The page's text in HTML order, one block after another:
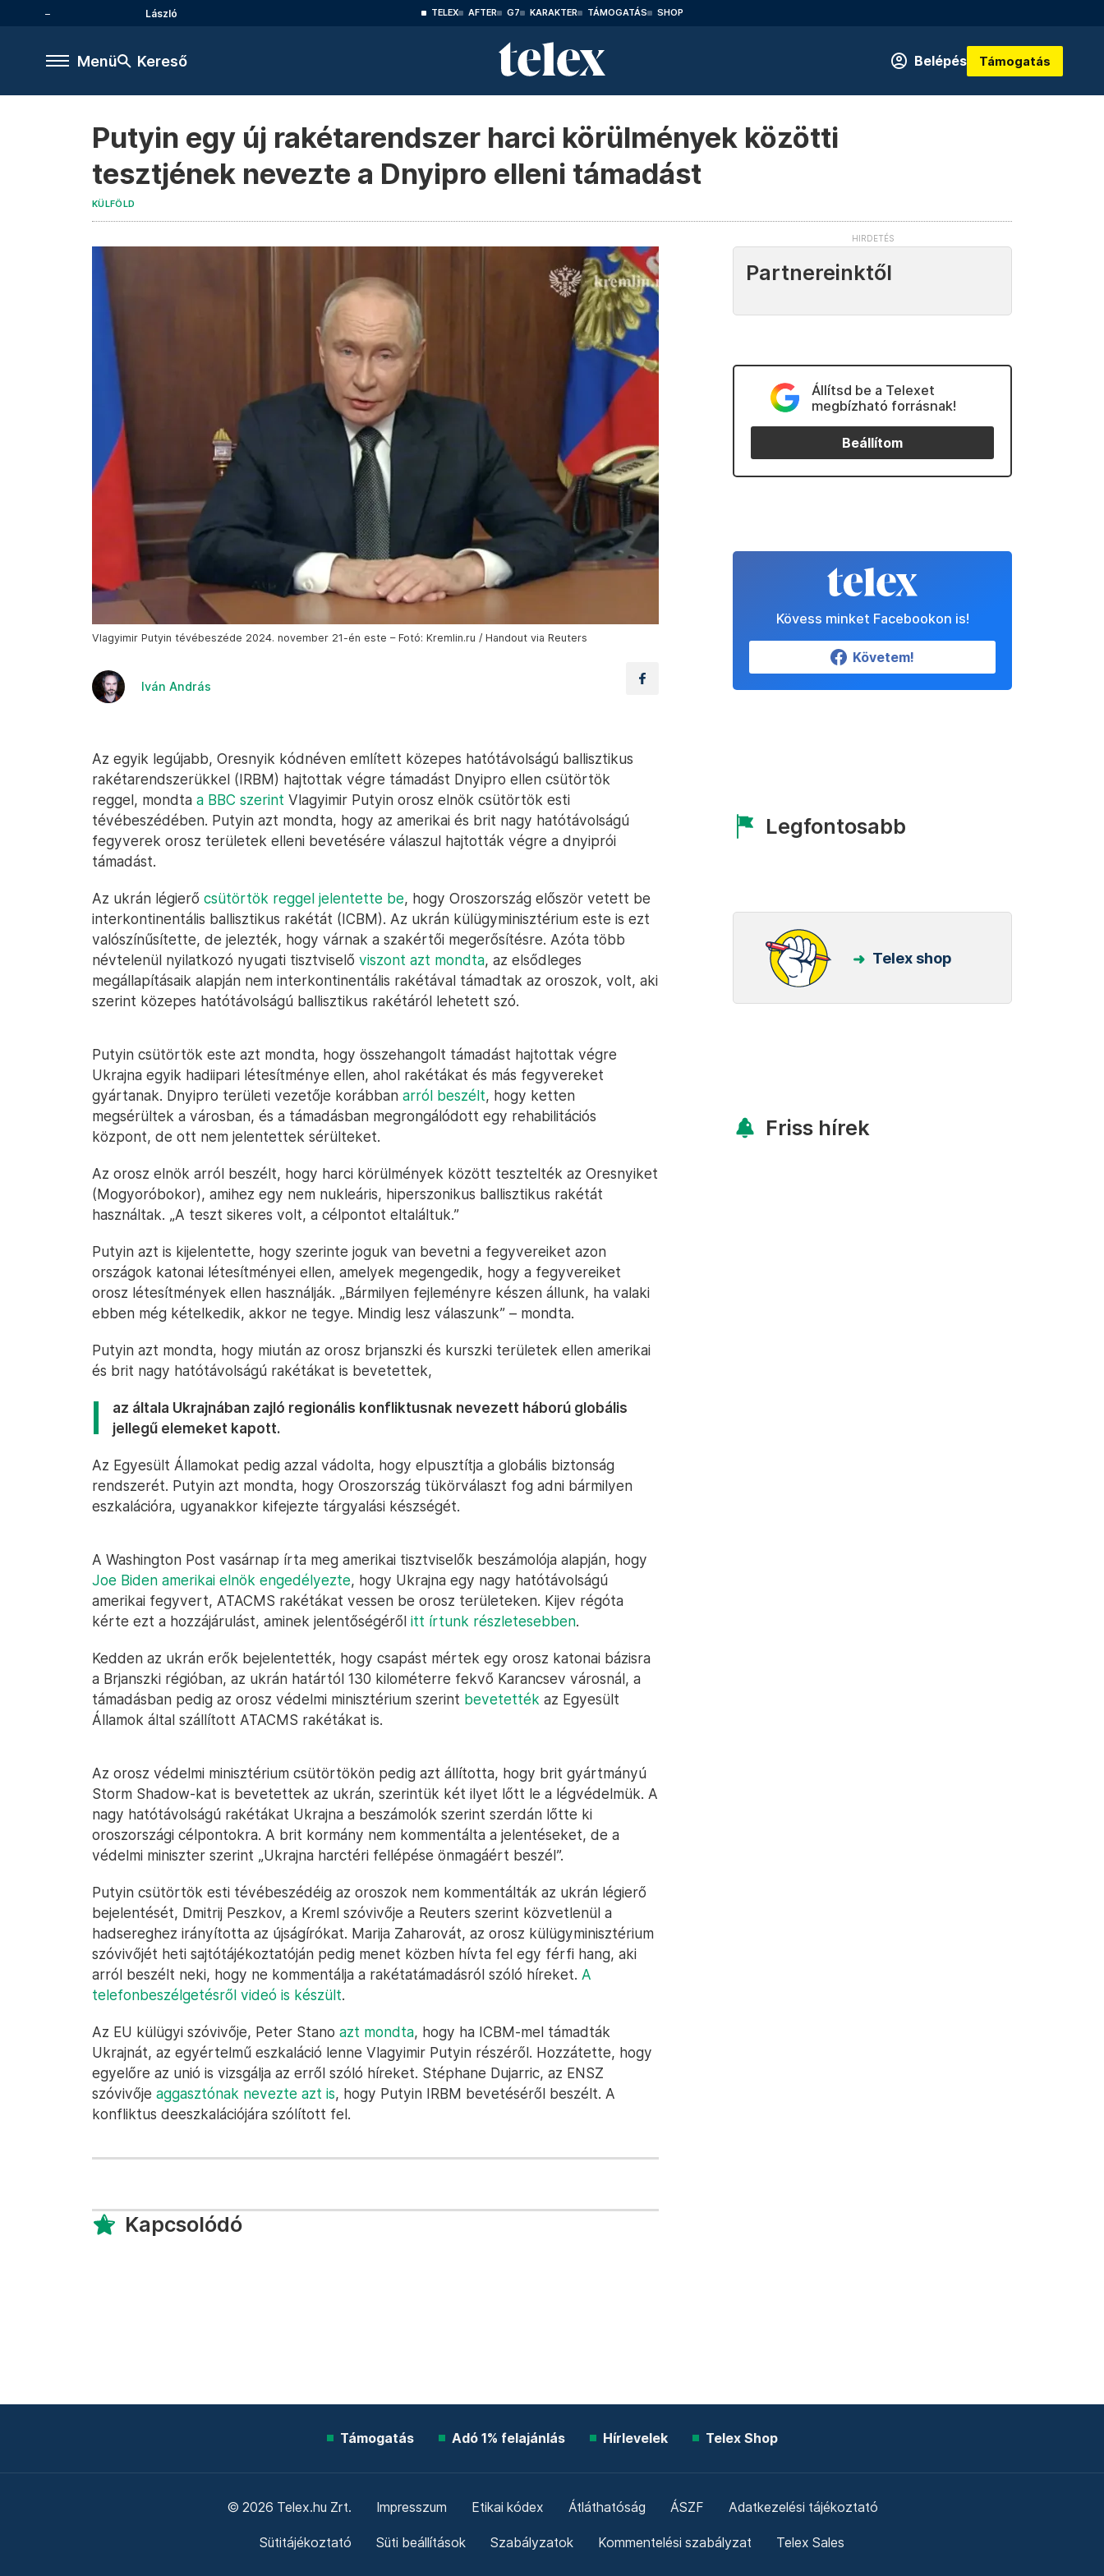
László TELEX AFTER G7 KARAKTER TÁMOGATÁS SHOP
Menü Kereső Belépés Támogatás
Putyin egy új rakétarendszer harci körülmények közötti
tesztjének nevezte a Dnyipro elleni támadást
KÜLFÖLD
Vlagyimir Putyin tévébeszéde 2024. november 21-én este – Fotó: Kremlin.ru / Handout via Reuters
Iván András
Az egyik legújabb, Oresnyik kódnéven említett közepes hatótávolságú ballisztikus
rakétarendszerükkel (IRBM) hajtottak végre támadást Dnyipro ellen csütörtök
reggel, mondta a BBC szerint Vlagyimir Putyin orosz elnök csütörtök esti
tévébeszédében. Putyin azt mondta, hogy az amerikai és brit nagy hatótávolságú
fegyverek orosz területek elleni bevetésére válaszul hajtották végre a dnyiprói
támadást.
Az ukrán légierő csütörtök reggel jelentette be, hogy Oroszország először vetett be
interkontinentális ballisztikus rakétát (ICBM). Az ukrán külügyminisztérium este is ezt
valószínűsítette, de jelezték, hogy várnak a szakértői megerősítésre. Azóta több
névtelenül nyilatkozó nyugati tisztviselő viszont azt mondta, az elsődleges
megállapításaik alapján nem interkontinentális rakétával támadtak az oroszok, volt, aki
szerint közepes hatótávolságú ballisztikus rakétáról lehetett szó.
Putyin csütörtök este azt mondta, hogy összehangolt támadást hajtottak végre
Ukrajna egyik hadiipari létesítménye ellen, ahol rakétákat és más fegyvereket
gyártanak. Dnyipro területi vezetője korábban arról beszélt, hogy ketten
megsérültek a városban, és a támadásban megrongálódott egy rehabilitációs
központ, de ott nem jelentettek sérülteket.
Az orosz elnök arról beszélt, hogy harci körülmények között tesztelték az Oresnyiket
(Mogyoróbokor), amihez egy nem nukleáris, hiperszonikus ballisztikus rakétát
használtak. „A teszt sikeres volt, a célpontot eltaláltuk.”
Putyin azt is kijelentette, hogy szerinte joguk van bevetni a fegyvereiket azon
országok katonai létesítményei ellen, amelyek megengedik, hogy a fegyvereiket
orosz létesítmények ellen használják. „Bármilyen fejleményre készen állunk, ha valaki
ebben még kételkedik, akkor ne tegye. Mindig lesz válaszunk” – mondta.
Putyin azt mondta, hogy miután az orosz brjanszki és kurszki területek ellen amerikai
és brit nagy hatótávolságú rakétákat is bevetettek,
az általa Ukrajnában zajló regionális konfliktusnak nevezett háború globális
jellegű elemeket kapott.
Az Egyesült Államokat pedig azzal vádolta, hogy elpusztítja a globális biztonság
rendszerét. Putyin azt mondta, hogy Oroszország tükörválaszt fog adni bármilyen
eszkalációra, ugyanakkor kifejezte tárgyalási készségét.
A Washington Post vasárnap írta meg amerikai tisztviselők beszámolója alapján, hogy
Joe Biden amerikai elnök engedélyezte, hogy Ukrajna egy nagy hatótávolságú
amerikai fegyvert, ATACMS rakétákat vessen be orosz területeken. Kijev régóta
kérte ezt a hozzájárulást, aminek jelentőségéről itt írtunk részletesebben.
Kedden az ukrán erők bejelentették, hogy csapást mértek egy orosz katonai bázisra
a Brjanszki régióban, az ukrán határtól 130 kilométerre fekvő Karancsev városnál, a
támadásban pedig az orosz védelmi minisztérium szerint bevetették az Egyesült
Államok által szállított ATACMS rakétákat is.
Az orosz védelmi minisztérium csütörtökön pedig azt állította, hogy brit gyártmányú
Storm Shadow-kat is bevetettek az ukrán, szerintük két ilyet lőtt le a légvédelmük. A
nagy hatótávolságú rakétákat Ukrajna a beszámolók szerint szerdán lőtte ki
oroszországi célpontokra. A brit kormány nem kommentálta a jelentéseket, de a
védelmi miniszter szerint „Ukrajna harctéri fellépése önmagáért beszél”.
Putyin csütörtök esti tévébeszédéig az oroszok nem kommentálták az ukrán légierő
bejelentését, Dmitrij Peszkov, a Kreml szóvivője a Reuters szerint közvetlenül a
hadsereghez irányította az újságírókat. Marija Zaharovát, az orosz külügyminisztérium
szóvivőjét heti sajtótájékoztatóján pedig menet közben hívta fel egy férfi hang, aki
arról beszélt neki, hogy ne kommentálja a rakétatámadásról szóló híreket. A
telefonbeszélgetésről videó is készült.
Az EU külügyi szóvivője, Peter Stano azt mondta, hogy ha ICBM-mel támadták
Ukrajnát, az egyértelmű eszkaláció lenne Vlagyimir Putyin részéről. Hozzátette, hogy
egyelőre az unió is vizsgálja az erről szóló híreket. Stéphane Dujarric, az ENSZ
szóvivője aggasztónak nevezte azt is, hogy Putyin IRBM bevetéséről beszélt. A
konfliktus deeszkalációjára szólított fel.
Kapcsolódó
Partnereinktől
Állítsd be a Telexet
megbízható forrásnak!
Beállítom
Kövess minket Facebookon is!
Követem!
Legfontosabb
Telex shop
Friss hírek
Támogatás Adó 1% felajánlás Hírlevelek Telex Shop
© 2026 Telex.hu Zrt. Impresszum Etikai kódex Átláthatóság ÁSZF Adatkezelési tájékoztató
Sütitájékoztató Süti beállítások Szabályzatok Kommentelési szabályzat Telex Sales